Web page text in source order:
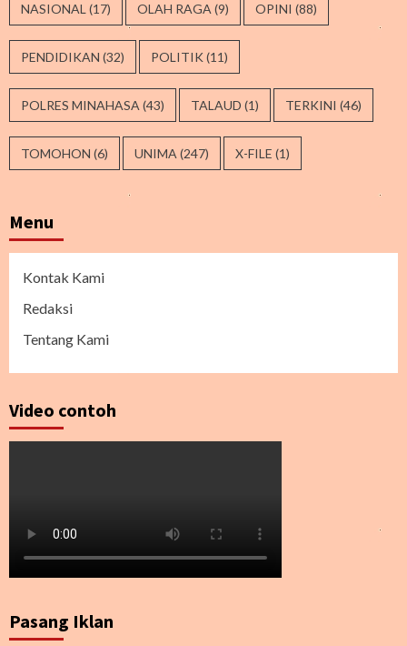
NASIONAL (17) OLAH RAGA (9) OPINI (88)
PENDIDIKAN (32) POLITIK (11)
POLRES MINAHASA (43) TALAUD (1) TERKINI (46)
TOMOHON (6) UNIMA (247) X-FILE (1)
Menu
Kontak Kami
Redaksi
Tentang Kami
Video contoh
Pasang Iklan